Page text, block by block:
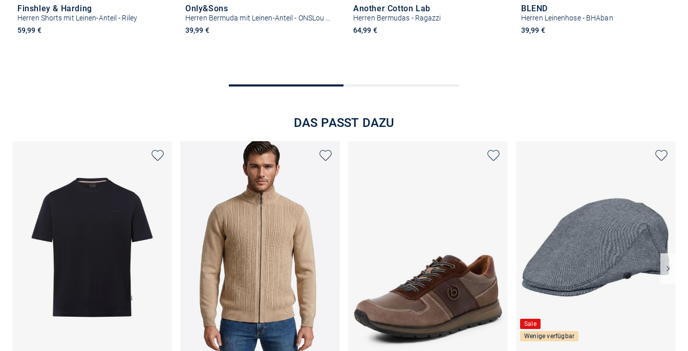
Finshley & Harding
Herren Shorts mit Leinen-Anteil - Riley
59,99 €
Only&Sons
39,99 €
Größe auswählen
Another Cotton Lab
Herren Bermudas - Ragazzi
64,99 €
BLEND
Herren Leinenhose - BHAban
39,99 €
DAS PASST DAZU
Sale
Wenige verfügbar